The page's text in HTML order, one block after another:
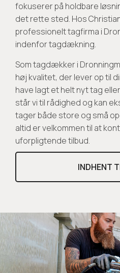
fokuserer på holdbare
det rette sted. Hos
professionelt tagfirma i
indenfor tagdækning.
Som tagdækker i
høj kvalitet, der lever op til
have lagt et helt nyt tag
står vi til rådighed og kan
tager både store og små
altid er velkommen til at
uforpligtende tilbud.
INDHENT